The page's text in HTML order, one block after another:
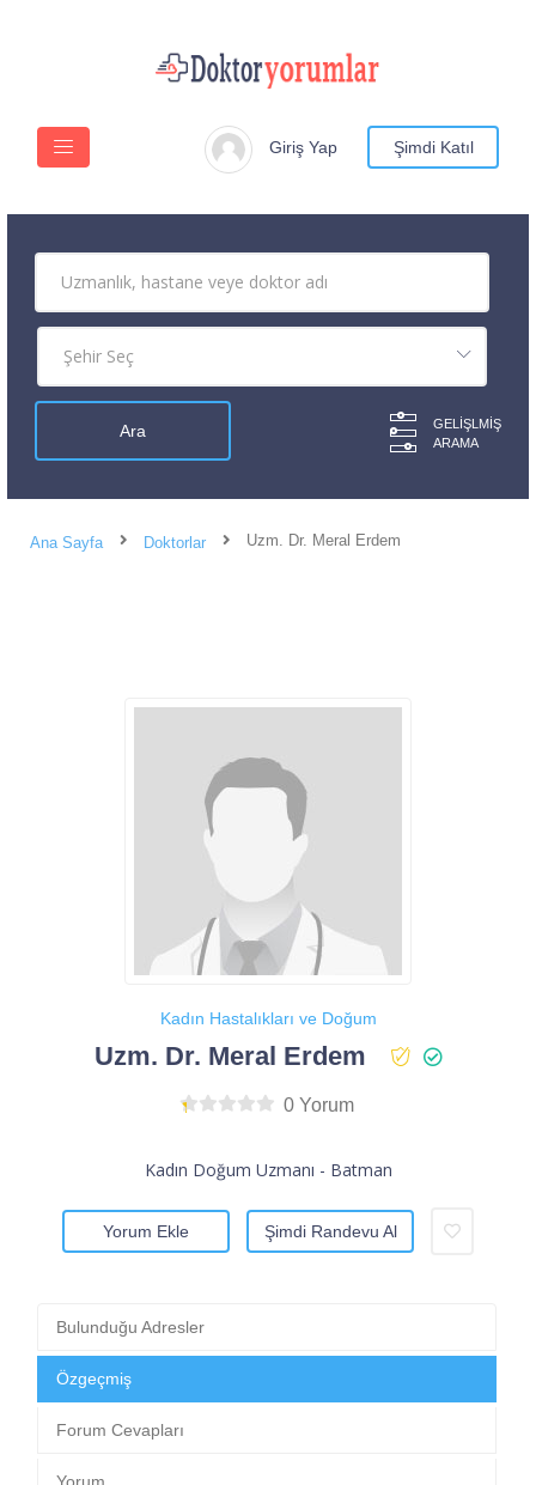
Giriş Yap Şimdi Katıl
GELIŞLMIŞ
ARAMA
Ana Sayfa Doktorlar Uzm. Dr. Meral Erdem
Kadın Hastalıkları ve Doğum
Uzm. Dr. Meral Erdem
0 Yorum
Kadın Doğum Uzmanı - Batman
Yorum Ekle Şimdi Randevu Al
Bulunduğu Adresler
Özgeçmiş
Forum Cevapları
Yorum